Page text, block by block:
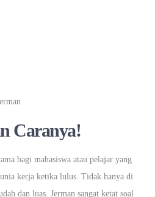
Caranya!
bagi mahasiswa atau pelajar yang
kerja ketika lulus. Tidak hanya di
dan luas. Jerman sangat ketat soal